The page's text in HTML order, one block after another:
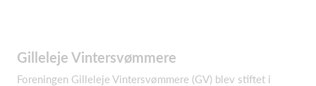
Gilleleje Vintersvømmere
Foreningen Gilleleje Vintersvømmere (GV) blev stiftet i